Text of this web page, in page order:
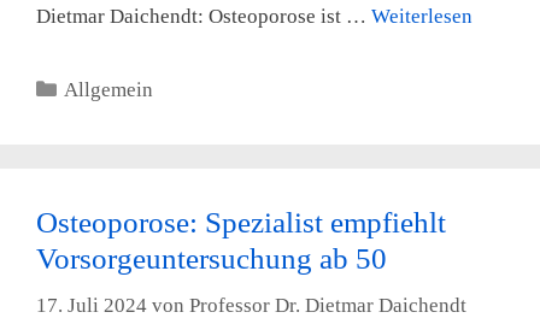
Dietmar Daichendt: Osteoporose ist … Weiterlesen
Kategorien
Allgemein
Osteoporose: Spezialist empfiehlt
Vorsorgeuntersuchung ab 50
17. Juli 2024 von Professor Dr. Dietmar Daichendt